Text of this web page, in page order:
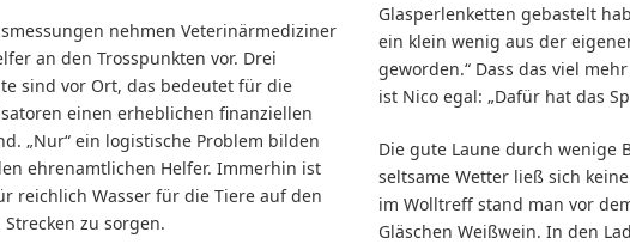
nehmen Veterinärmediziner
an den Trosspunkten vor. Drei
sind vor Ort, das bedeutet für die
einen erheblichen finanziellen
„Nur“ ein logistische Problem bilden
ehrenamtlichen Helfer. Immerhin ist
reichlich Wasser für die Tiere auf den
Strecken zu sorgen.
Glasperlenketten gebastelt
ein klein wenig aus der
geworden.“ Dass das viel
ist Nico egal: „Dafür hat das
Die gute Laune durch wenige
seltsame Wetter ließ sich
im Wolltreff stand man vor
Gläschen Weißwein. In den